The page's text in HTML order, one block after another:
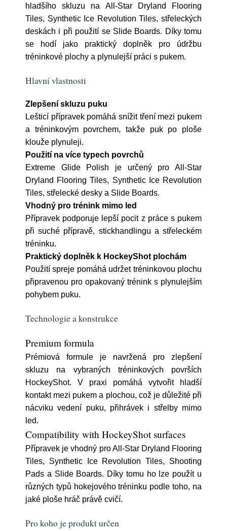
hladšího skluzu na All-Star Dryland Flooring
Tiles, Synthetic Ice Revolution Tiles, střeleckých
deskách i při použití se Slide Boards. Díky tomu
se hodí jako praktický doplněk pro údržbu
tréninkové plochy a plynulejší práci s pukem.
Hlavní vlastnosti
Zlepšení skluzu puku
Lešticí přípravek pomáhá snížit tření mezi pukem
a tréninkovým povrchem, takže puk po ploše
klouže plynuleji.
Použití na více typech povrchů
Extreme Glide Polish je určený pro All-Star
Dryland Flooring Tiles, Synthetic Ice Revolution
Tiles, střelecké desky a Slide Boards.
Vhodný pro trénink mimo led
Přípravek podporuje lepší pocit z práce s pukem
při suché přípravě, stickhandlingu a střeleckém
tréninku.
Praktický doplněk k HockeyShot plochám
Použití spreje pomáhá udržet tréninkovou plochu
připravenou pro opakovaný trénink s plynulejším
pohybem puku.
Technologie a konstrukce
Premium formula
Prémiová formule je navržená pro zlepšení
skluzu na vybraných tréninkových površích
HockeyShot. V praxi pomáhá vytvořit hladší
kontakt mezi pukem a plochou, což je důležité při
nácviku vedení puku, přihrávek i střelby mimo
led.
Compatibility with HockeyShot surfaces
Přípravek je vhodný pro All-Star Dryland Flooring
Tiles, Synthetic Ice Revolution Tiles, Shooting
Pads a Slide Boards. Díky tomu ho lze použít u
různých typů hokejového tréninku podle toho, na
jaké ploše hráč právě cvičí.
Pro koho je produkt určen